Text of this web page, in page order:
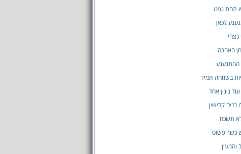
תחת גפנו
לכאן
נצחי
האהבה
המתגעגע
בשמחה תמיד
ניגון אחד
בנים קדישין
תשכח
כשר פשוט
והמעין